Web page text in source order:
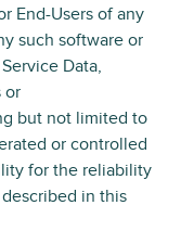
End-Users of any
such software or
Data,
or
but not limited to
or controlled
for the reliability
in this